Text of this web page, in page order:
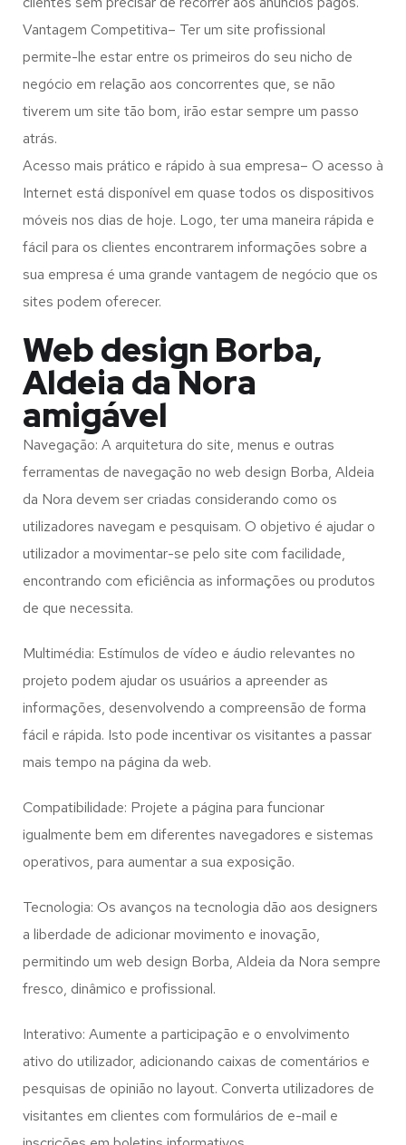
Vantagem Competitiva– Ter um site profissional
permite-lhe estar entre os primeiros do seu nicho de
negócio em relação aos concorrentes que, se não
tiverem um site tão bom, irão estar sempre um passo
atrás.
Acesso mais prático e rápido à sua empresa– O acesso à
Internet está disponível em quase todos os dispositivos
móveis nos dias de hoje. Logo, ter uma maneira rápida e
fácil para os clientes encontrarem informações sobre a
sua empresa é uma grande vantagem de negócio que os
sites podem oferecer.
Web design Borba,
Aldeia da Nora
amigável
Navegação: A arquitetura do site, menus e outras
ferramentas de navegação no web design Borba, Aldeia
da Nora devem ser criadas considerando como os
utilizadores navegam e pesquisam. O objetivo é ajudar o
utilizador a movimentar-se pelo site com facilidade,
encontrando com eficiência as informações ou produtos
de que necessita.
Multimédia: Estímulos de vídeo e áudio relevantes no
projeto podem ajudar os usuários a apreender as
informações, desenvolvendo a compreensão de forma
fácil e rápida. Isto pode incentivar os visitantes a passar
mais tempo na página da web.
Compatibilidade: Projete a página para funcionar
igualmente bem em diferentes navegadores e sistemas
operativos, para aumentar a sua exposição.
Tecnologia: Os avanços na tecnologia dão aos designers
a liberdade de adicionar movimento e inovação,
permitindo um web design Borba, Aldeia da Nora sempre
fresco, dinâmico e profissional.
Interativo: Aumente a participação e o envolvimento
ativo do utilizador, adicionando caixas de comentários e
pesquisas de opinião no layout. Converta utilizadores de
visitantes em clientes com formulários de e-mail e